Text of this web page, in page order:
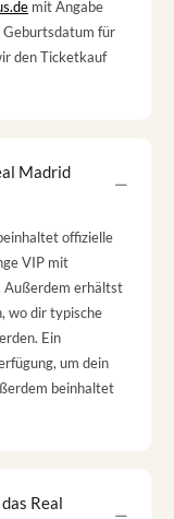
mit Angabe
Geburtsdatum für
den Ticketkauf
Madrid
offizielle
VIP mit
Außerdem erhältst
wo dir typische
Ein
um dein
beinhaltet
Real